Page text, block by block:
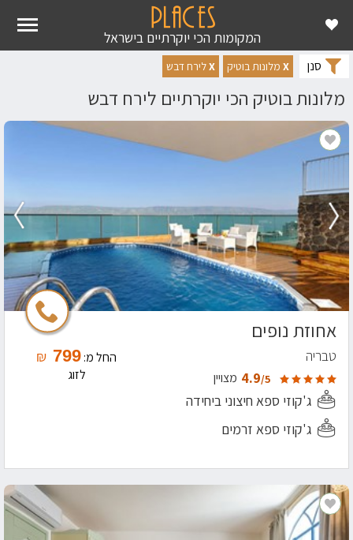
המקומות הכי יוקרתיים בישראל
ראשי מלונות בוטיק
מלונות בוטיק הכי יוקרתיים לירח דבש
סנן X מלונות בוטיק Xלירח דבש
אחוזת נופים
טבריה
4.9/5 מצויין
ג'קוזי ספא חיצוני ביחידה
ג'קוזי ספא זרמים
החל מ:799
₪
לזוג